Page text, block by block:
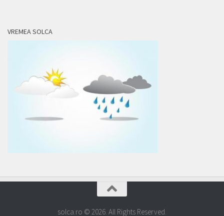
VREMEA SOLCA
solca.ro © 2026. All Rights Reserved.